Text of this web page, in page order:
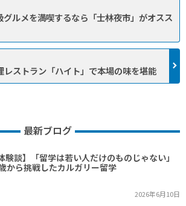
グルメを満喫するなら「士林夜市」がオスス
レストラン「ハイト」で本場の味を堪能
最新ブログ
験談】「留学は若い人だけのものじゃない」
から挑戦したカルガリー留学
2026年6月10日